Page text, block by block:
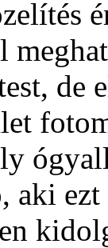
de
aki